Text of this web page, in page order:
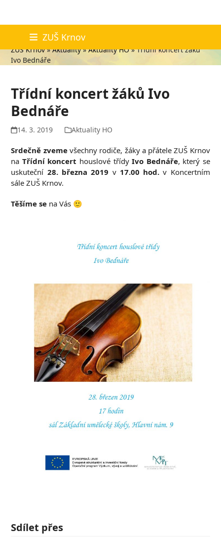
content
ZUŠ Krnov
Aktuality
ZUŠ Krnov»Aktuality»Aktuality HO»Třídní koncert žáků
Ivo Bednáře
Třídní koncert žáků Ivo
Bednáře
14. 3. 2019 Aktuality HO
Srdečně zvemevšechny rodiče, žáky a přátele ZUŠ Krnov
na Třídní koncert houslové třídyIvo Bednáře, který se
uskuteční 28. března 2019 v 17.00 hod. v Koncertním
sále ZUŠ Krnov.
Těšíme se na Vás 🙂
Sdílet přes